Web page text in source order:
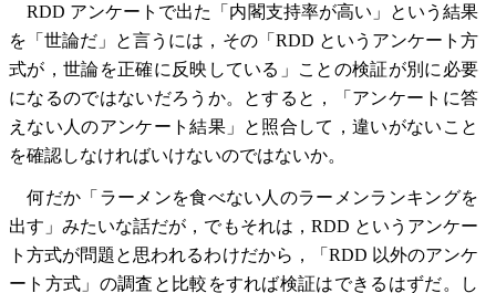
RDD アンケートで出た「内閣支持率が高い」という結果
を「世論だ」と言うには，その「RDD というアンケート方
式が，世論を正確に反映している」ことの検証が別に必要
になるのではないだろうか。とすると，「アンケートに答
えない人のアンケート結果」と照合して，違いがないこと
を確認しなければいけないのではないか。
何だか「ラーメンを食べない人のラーメンランキングを
出す」みたいな話だが，でもそれは，RDD というアンケー
ト方式が問題と思われるわけだから，「RDD 以外のアンケ
ート方式」の調査と比較をすれば検証はできるはずだ。し